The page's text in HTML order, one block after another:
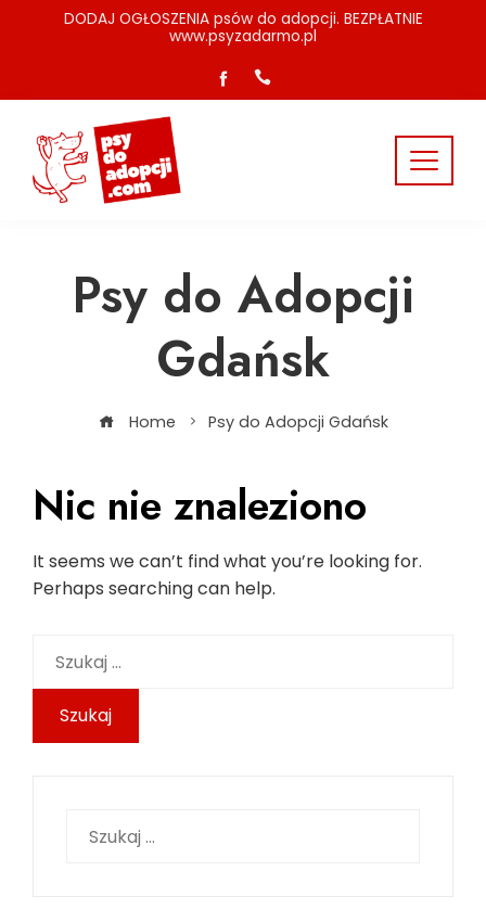
DODAJ OGŁOSZENIA psów do adopcji. BEZPŁATNIE
www.psyzadarmo.pl
Psy do Adopcji
Gdańsk
Home Psy do Adopcji Gdańsk
Nic nie znaleziono
It seems we can’t find what you’re looking for.
Perhaps searching can help.